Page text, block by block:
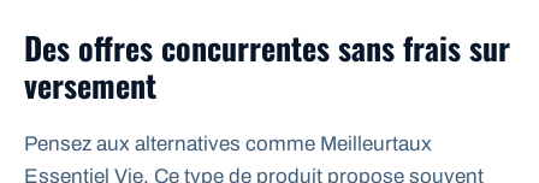
Des offres concurrentes sans frais sur
versement
Pensez aux alternatives comme Meilleurtaux
Essentiel Vie. Ce type de produit propose souvent